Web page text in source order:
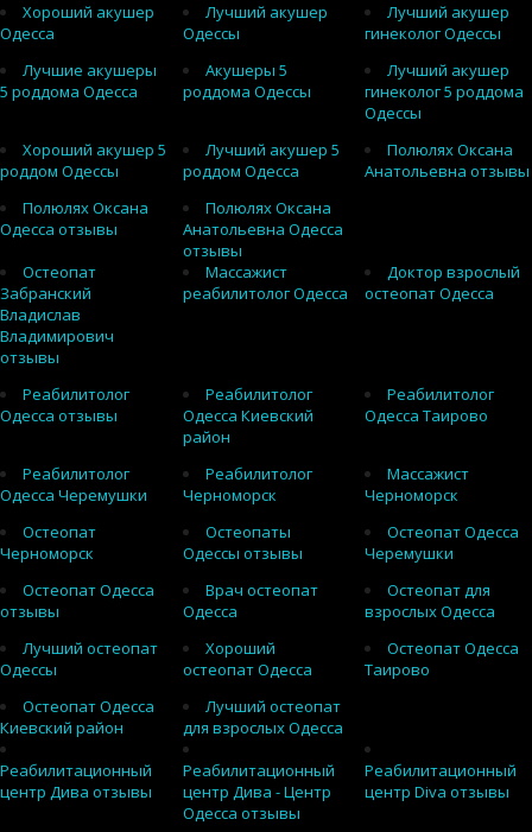
Хороший акушер
Одесса
Лучший акушер
Одессы
Лучший акушер
гинеколог Одессы
Лучшие акушеры
5 роддома Одесса
Акушеры 5
роддома Одессы
Лучший акушер
гинеколог 5 роддома
Одессы
Хороший акушер 5
роддом Одессы
Лучший акушер 5
роддом Одесса
Полюлях Оксана
Анатольевна отзывы
Полюлях Оксана
Одесса отзывы
Полюлях Оксана
Анатольевна Одесса
отзывы
Остеопат
Забранский
Владислав
Владимирович
отзывы
Массажист
реабилитолог Одесса
Доктор взрослый
остеопат Одесса
Реабилитолог
Одесса отзывы
Реабилитолог
Одесса Киевский
район
Реабилитолог
Одесса Таирово
Реабилитолог
Одесса Черемушки
Реабилитолог
Черноморск
Массажист
Черноморск
Остеопат
Черноморск
Остеопаты
Одессы отзывы
Остеопат Одесса
Черемушки
Остеопат Одесса
отзывы
Врач остеопат
Одесса
Остеопат для
взрослых Одесса
Лучший остеопат
Одессы
Хороший
остеопат Одесса
Остеопат Одесса
Таирово
Остеопат Одесса
Киевский район
Лучший остеопат
для взрослых Одесса
Реабилитационный
центр Дива отзывы
Реабилитационный
центр Дива - Центр
Одесса отзывы
Реабилитационный
центр Diva отзывы